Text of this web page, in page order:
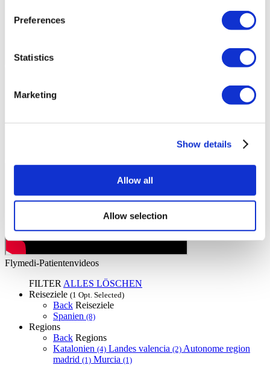
Preferences
Statistics
Marketing
Show details
Allow all
Allow selection
Flymedi-Patientenvideos
FILTER ALLES LÖSCHEN
Reiseziele (1 Opt. Selected)
Back Reiseziele
Spanien (8)
Regions
Back Regions
Katalonien (4) Landes valencia (2) Autonome region
madrid (1) Murcia (1)